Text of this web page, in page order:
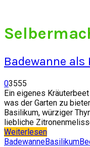
Badewanne
03555
Ein eigenes
was der Garten zu
Basilikum, würziger
liebliche
Weiterlesen
BadewanneBasilikum